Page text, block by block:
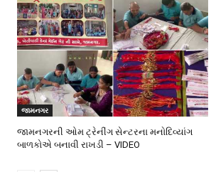
જામનગર
જામનગરની ઓમ ટ્રેનીંગ સેન્ટરના મનોદિવ્યાંગ
બાળકોએ બનાવી રાખડી – VIDEO